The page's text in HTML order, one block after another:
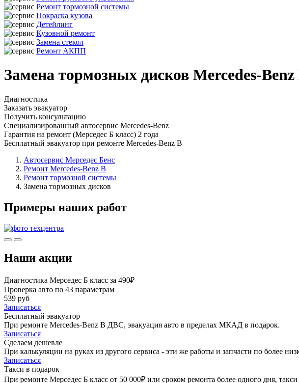
Ремонт тормозной системы
Покраска кузова
Детейлинг
Кузовной ремонт
Замена стекол
Ремонт АКПП
Замена тормозных дисков Mercedes-
Диагностика
Заказать эвакуатор
Получить консультацию
Специализированный автосервис Mercedes-Benz
Гарантия на ремонт (Мерседес Б класс) 2 года
Бесплатный эвакуатор при ремонте Mercedes-Benz B
Автосервис Мерседес Бенс
Ремонт Mercedes-Benz B
Ремонт тормозной системы
Замена тормозных дисков
Примеры наших работ
Наши акции
Диагностика Мерседес Б класс за 490₽
Проверка авто по 43 параметрам
539 руб
Записаться
Бесплатный эвакуатор
При ремонте Mercedes-Benz B ДВС, эвакуация авто в пределах МКАД в подарок.
Записаться
Сделаем дешевле
При калькуляции на руках из другого сервиса - эти же работы и запчасти по более
Записаться
Такси в подарок
При ремонте Мерседес Б класс от 50 000₽ или сроком ремонта более одного дня,